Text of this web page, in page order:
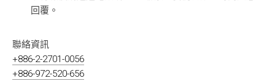
回覆。
聯絡資訊
+886-2-2701-0056
+886-972-520-656